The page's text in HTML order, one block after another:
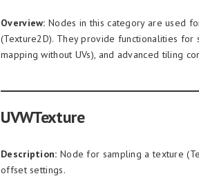
Overview: Nodes in this category are used
(Texture2D). They provide functionalities for
mapping without UVs), and advanced tiling
UVWTexture
Description: Node for sampling a texture
offset settings.